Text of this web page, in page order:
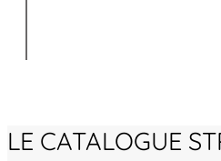
LE CATALOGUE